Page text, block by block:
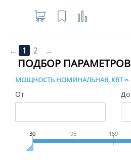
← 1 2 →
ПОДБОР ПАРАМЕТРОВ
МОЩНОСТЬ НОМИНАЛЬНАЯ, КВТ
От До
30 95 159